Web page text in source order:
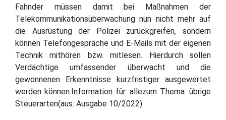
Fahnder müssen damit bei Maßnahmen der
Telekommunikationsüberwachung nun nicht mehr auf
die Ausrüstung der Polizei zurückgreifen, sondern
können Telefongespräche und E-Mails mit der eigenen
Technik mithören bzw. mitlesen. Hierdurch sollen
Verdächtige umfassender überwacht und die
gewonnenen Erkenntnisse kurzfristiger ausgewertet
werden können.Information für: allezum Thema: übrige
Steuerarten(aus: Ausgabe 10/2022)